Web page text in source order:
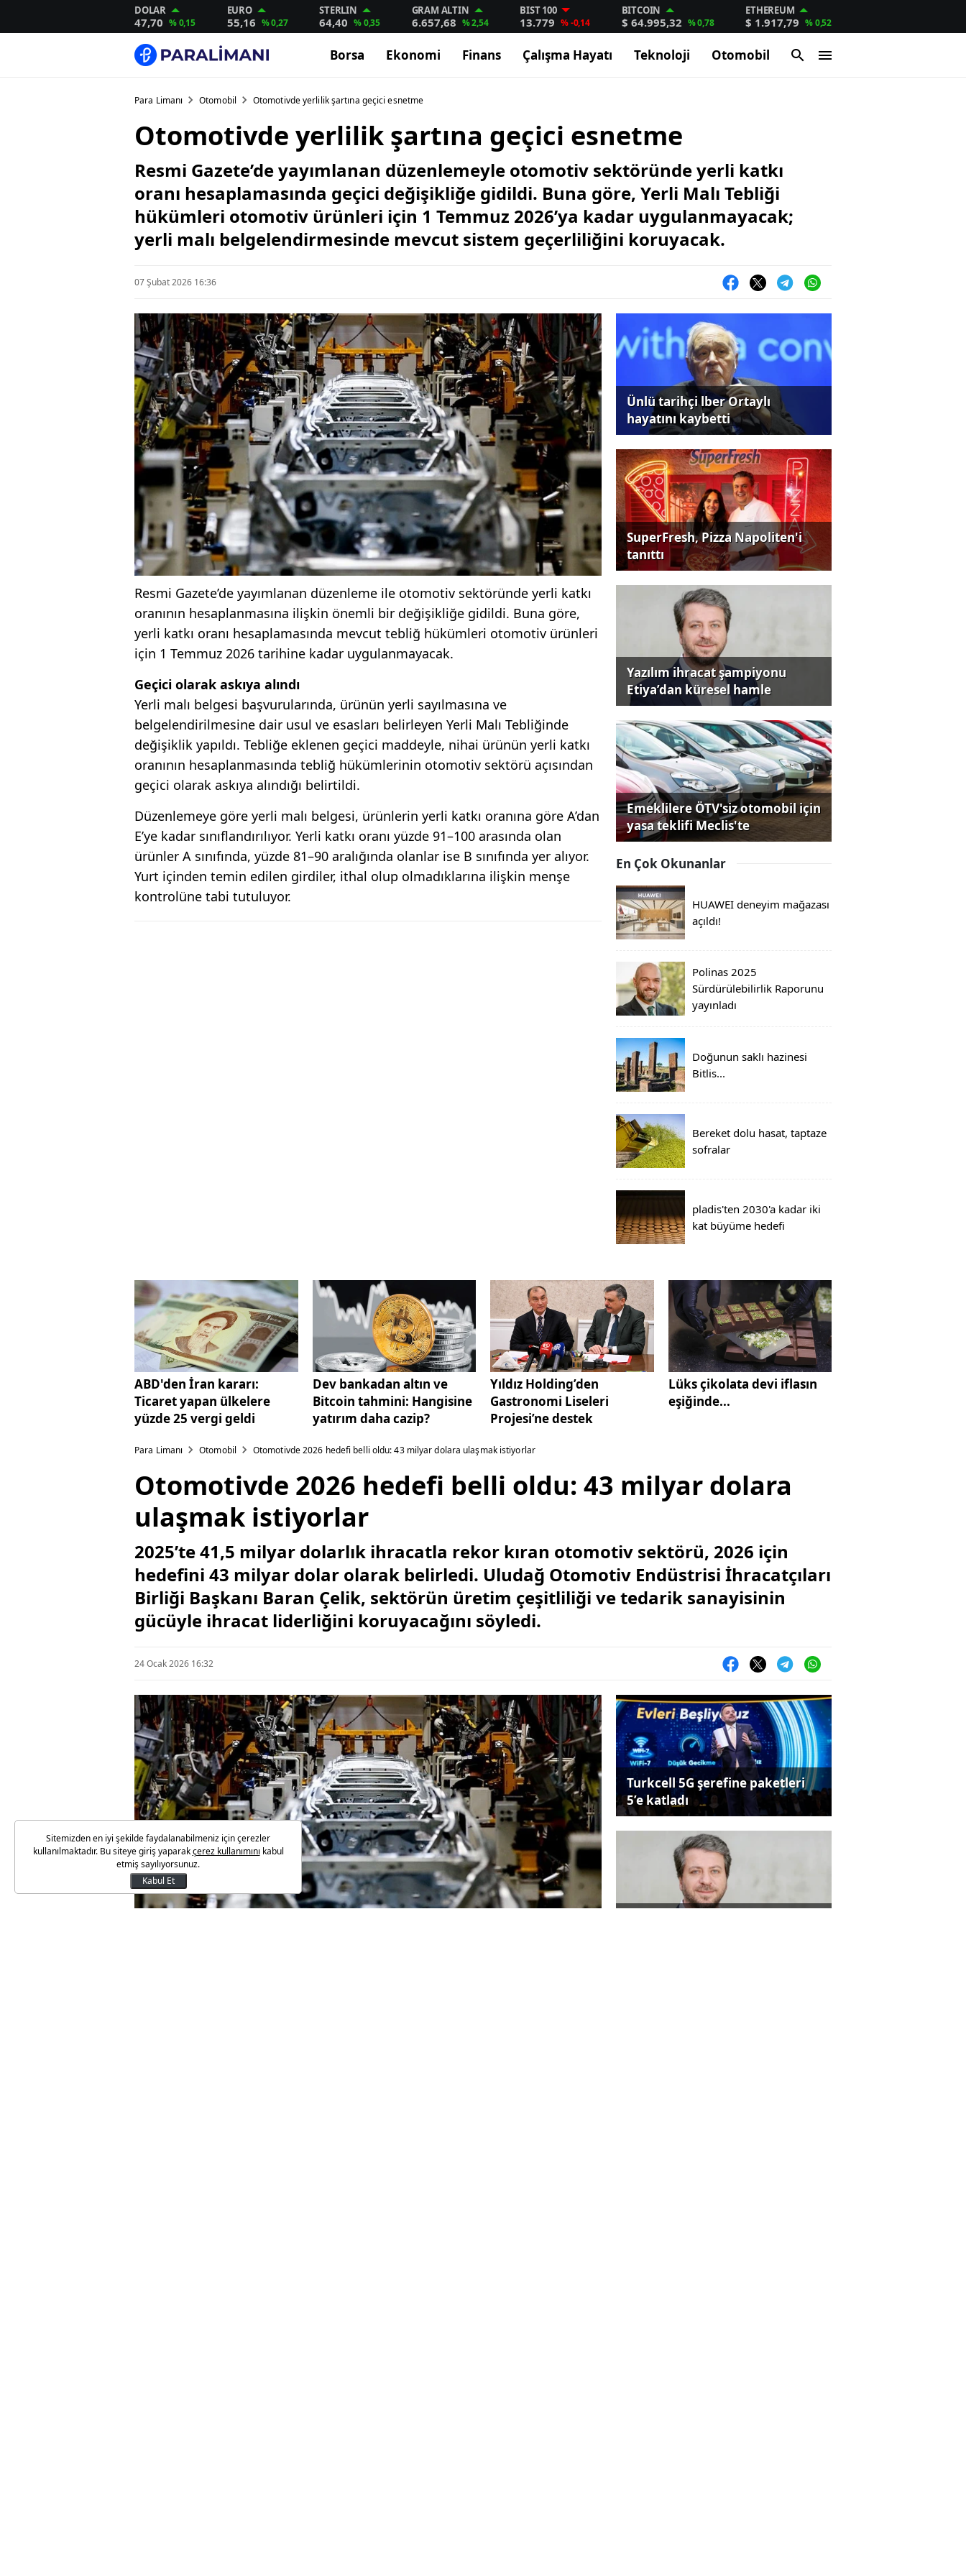
DOLAR
47,70 % 0,15
EURO
55,16 % 0,27
STERLIN
64,40 % 0,35
GRAM ALTIN
6.657,68 % 2,54
BIST 100
13.779 % -0,14
BITCOIN
$ 64.995,32 % 0,78
ETHEREUM
$ 1.917,79 % 0,52
Borsa Ekonomi Finans Çalışma Hayatı Teknoloji Otomobil
Para Limanı Otomobil Otomotivde yerlilik şartına geçici esnetme
Otomotivde yerlilik şartına geçici esnetme
Resmi Gazete’de yayımlanan düzenlemeyle otomotiv sektöründe yerli katkı
oranı hesaplamasında geçici değişikliğe gidildi. Buna göre, Yerli Malı Tebliği
hükümleri otomotiv ürünleri için 1 Temmuz 2026’ya kadar uygulanmayacak;
yerli malı belgelendirmesinde mevcut sistem geçerliliğini koruyacak.
07 Şubat 2026 16:36
Resmi Gazete’de yayımlanan düzenleme ile otomotiv sektöründe yerli katkı
oranının hesaplanmasına ilişkin önemli bir değişikliğe gidildi. Buna göre,
yerli katkı oranı hesaplamasında mevcut tebliğ hükümleri otomotiv ürünleri
için 1 Temmuz 2026 tarihine kadar uygulanmayacak.
Geçici olarak askıya alındı
Yerli malı belgesi başvurularında, ürünün yerli sayılmasına ve
belgelendirilmesine dair usul ve esasları belirleyen Yerli Malı Tebliğinde
değişiklik yapıldı. Tebliğe eklenen geçici maddeyle, nihai ürünün yerli katkı
oranının hesaplanmasında tebliğ hükümlerinin otomotiv sektörü açısından
geçici olarak askıya alındığı belirtildi.
Düzenlemeye göre yerli malı belgesi, ürünlerin yerli katkı oranına göre A’dan
E’ye kadar sınıflandırılıyor. Yerli katkı oranı yüzde 91–100 arasında olan
ürünler A sınıfında, yüzde 81–90 aralığında olanlar ise B sınıfında yer alıyor.
Yurt içinden temin edilen girdiler, ithal olup olmadıklarına ilişkin menşe
kontrolüne tabi tutuluyor.
Ünlü tarihçi lber Ortaylı
hayatını kaybetti
SuperFresh, Pizza Napoliten'i
tanıttı
Yazılım ihracat şampiyonu
Etiya’dan küresel hamle
Emeklilere ÖTV'siz otomobil için
yasa teklifi Meclis'te
En Çok Okunanlar
HUAWEI deneyim mağazası
açıldı!
Polinas 2025
Sürdürülebilirlik Raporunu
yayınladı
Doğunun saklı hazinesi
Bitlis...
Bereket dolu hasat, taptaze
sofralar
pladis'ten 2030'a kadar iki
kat büyüme hedefi
ABD'den İran kararı:
Ticaret yapan ülkelere
yüzde 25 vergi geldi
Dev bankadan altın ve
Bitcoin tahmini: Hangisine
yatırım daha cazip?
Yıldız Holding’den
Gastronomi Liseleri
Projesi’ne destek
Lüks çikolata devi iflasın
eşiğinde...
Para Limanı Otomobil Otomotivde 2026 hedefi belli oldu: 43 milyar dolara ulaşmak istiyorlar
Otomotivde 2026 hedefi belli oldu: 43 milyar dolara
ulaşmak istiyorlar
2025’te 41,5 milyar dolarlık ihracatla rekor kıran otomotiv sektörü, 2026 için
hedefini 43 milyar dolar olarak belirledi. Uludağ Otomotiv Endüstrisi İhracatçıları
Birliği Başkanı Baran Çelik, sektörün üretim çeşitliliği ve tedarik sanayisinin
gücüyle ihracat liderliğini koruyacağını söyledi.
24 Ocak 2026 16:32
Turkcell 5G şerefine paketleri
5’e katladı
Sitemizden en iyi şekilde faydalanabilmeniz için çerezler
kullanılmaktadır. Bu siteye giriş yaparakçerez kullanımını kabul
etmiş sayılıyorsunuz.
Kabul Et